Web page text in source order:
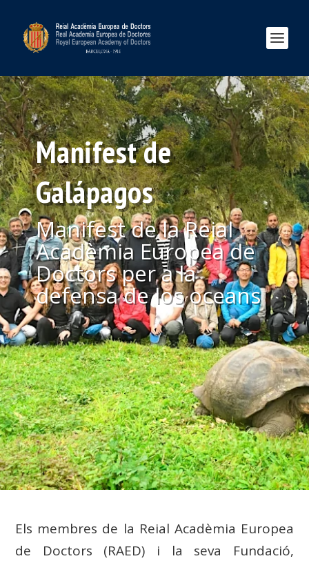
Manifest de
Galápagos
Manifest de la Reial
Acadèmia Europea de
Doctors per a la
defensa de los oceans
Els membres de la Reial Acadèmia Europea
de Doctors (RAED) i la seva Fundació,